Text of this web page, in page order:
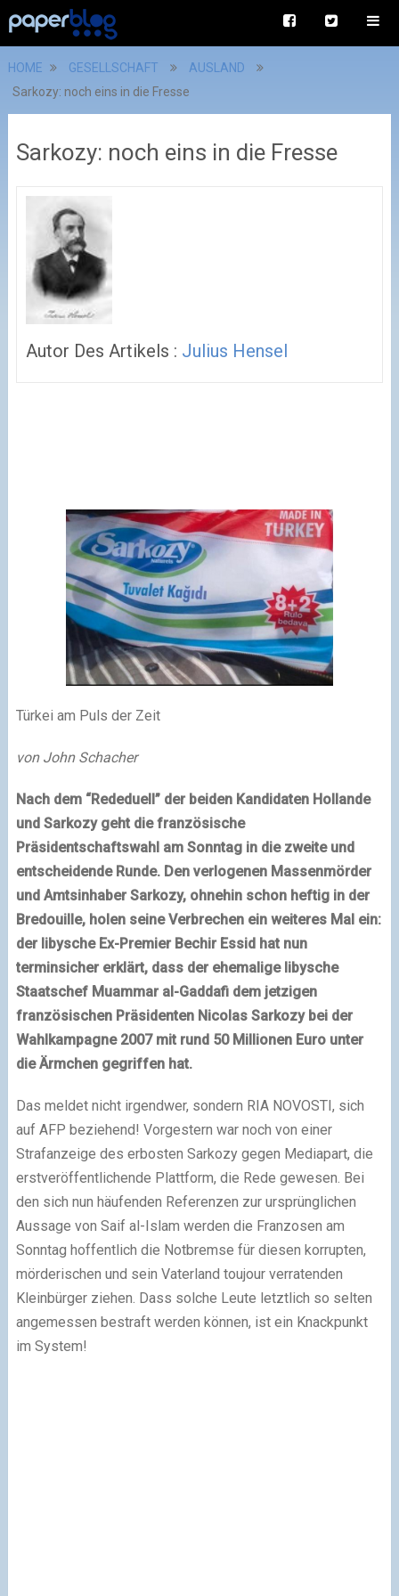
HOME GESELLSCHAFT
AUSLAND
Sarkozy: noch eins in die Fresse
Sarkozy: noch eins in die Fresse
Autor Des Artikels : Julius Hensel
Türkei am Puls der Zeit
von John Schacher
Nach dem “Rededuell” der beiden Kandidaten Hollande
und Sarkozy geht die französische
Präsidentschaftswahl am Sonntag in die zweite und
entscheidende Runde. Den verlogenen Massenmörder
und Amtsinhaber Sarkozy, ohnehin schon heftig in der
Bredouille, holen seine Verbrechen ein weiteres Mal ein:
der libysche Ex-Premier Bechir Essid hat nun
terminsicher erklärt, dass der ehemalige libysche
Staatschef Muammar al-Gaddafi dem jetzigen
französischen Präsidenten Nicolas Sarkozybei der
Wahlkampagne 2007 mit rund 50 Millionen Euro unter
die Ärmchen gegriffen hat.
Das meldet nicht irgendwer, sondern RIA NOVOSTI, sich
auf AFP beziehend! Vorgestern war noch von einer
Strafanzeige des erbosten Sarkozy gegen Mediapart, die
erstveröffentlichende Plattform, die Rede gewesen. Bei
den sich nun häufenden Referenzen zur ursprünglichen
Aussage von Saif al-Islam werden die Franzosen am
Sonntag hoffentlich die Notbremse für diesen korrupten,
mörderischen und sein Vaterland toujour verratenden
Kleinbürger ziehen. Dass solche Leute letztlich so selten
angemessen bestraft werden können, ist ein Knackpunkt
im System!